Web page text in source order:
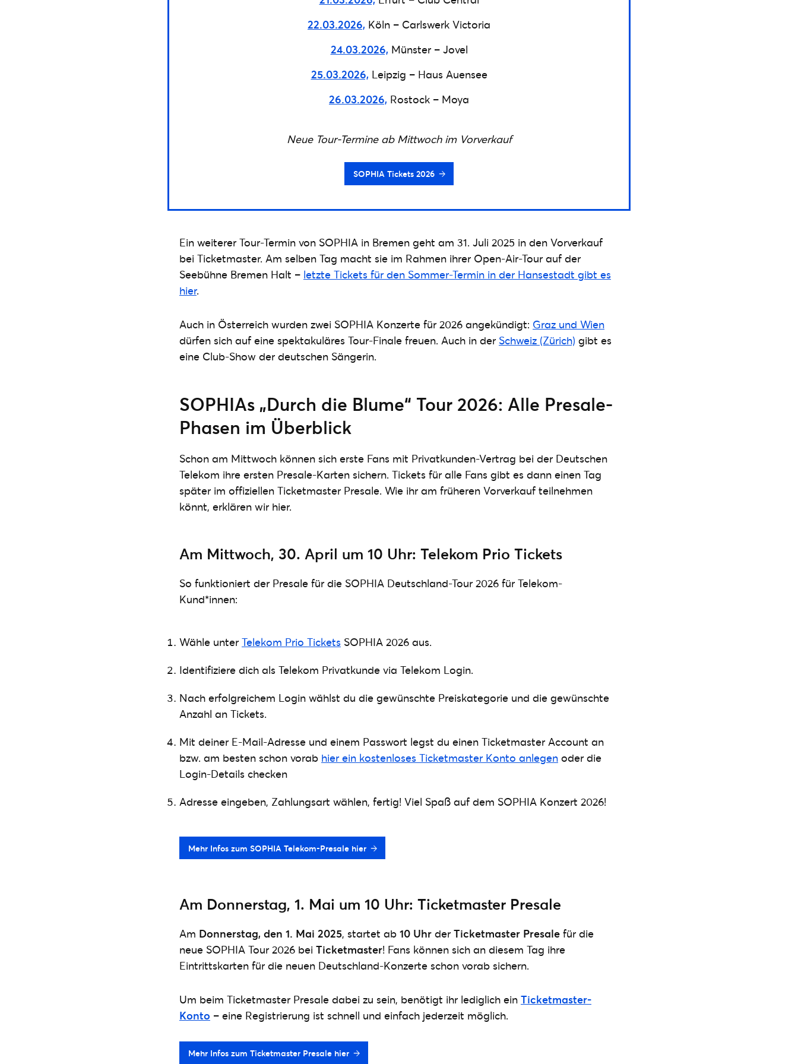
22.03.2026, Köln – Carlswerk Victoria
24.03.2026, Münster – Jovel
25.03.2026, Leipzig – Haus Auensee
26.03.2026, Rostock – Moya
Neue Tour-Termine ab Mittwoch im Vorverkauf
SOPHIA Tickets 2026
Ein weiterer Tour-Termin von SOPHIA in Bremen geht am 31. Juli 2025 in den Vorverkauf
bei Ticketmaster. Am selben Tag macht sie im Rahmen ihrer Open-Air-Tour auf der
Seebühne Bremen Halt – letzte Tickets für den Sommer-Termin in der Hansestadt gibt es
hier.
Auch in Österreich wurden zwei SOPHIA Konzerte für 2026 angekündigt: Graz und Wien
dürfen sich auf eine spektakuläres Tour-Finale freuen. Auch in der Schweiz (Zürich) gibt es
eine Club-Show der deutschen Sängerin.
SOPHIAs „Durch die Blume“ Tour 2026: Alle Presale-
Phasen im Überblick
Schon am Mittwoch können sich erste Fans mit Privatkunden-Vertrag bei der Deutschen
Telekom ihre ersten Presale-Karten sichern. Tickets für alle Fans gibt es dann einen Tag
später im offiziellen Ticketmaster Presale. Wie ihr am früheren Vorverkauf teilnehmen
könnt, erklären wir hier.
Am Mittwoch, 30. April um 10 Uhr: Telekom Prio Tickets
So funktioniert der Presale für die SOPHIA Deutschland-Tour 2026 für Telekom-
Kund*innen:
Wähle unter Telekom Prio Tickets SOPHIA 2026 aus.
Identifiziere dich als Telekom Privatkunde via Telekom Login.
Nach erfolgreichem Login wählst du die gewünschte Preiskategorie und die gewünschte
Anzahl an Tickets.
Mit deiner E-Mail-Adresse und einem Passwort legst du einen Ticketmaster Account an
bzw. am besten schon vorab hier ein kostenloses Ticketmaster Konto anlegen oder die
Login-Details checken
Adresse eingeben, Zahlungsart wählen, fertig! Viel Spaß auf dem SOPHIA Konzert 2026!
Mehr Infos zum SOPHIA Telekom-Presale hier
Am Donnerstag, 1. Mai um 10 Uhr: Ticketmaster Presale
Am Donnerstag, den 1. Mai 2025, startet ab 10 Uhr der Ticketmaster Presale für die
neue SOPHIA Tour 2026 bei Ticketmaster! Fans können sich an diesem Tag ihre
Eintrittskarten für die neuen Deutschland-Konzerte schon vorab sichern.
Um beim Ticketmaster Presale dabei zu sein, benötigt ihr lediglich ein Ticketmaster-
Konto – eine Registrierung ist schnell und einfach jederzeit möglich.
Mehr Infos zum Ticketmaster Presale hier